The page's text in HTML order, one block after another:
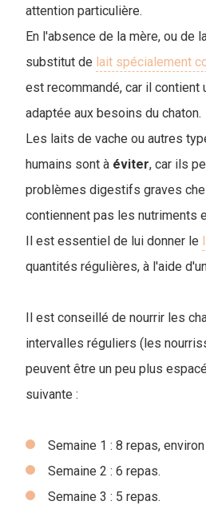
attention particulière.
En l'absence de la mère, ou de
substitut de lait spécialement
est recommandé, car il contient
adaptée aux besoins du chaton.
Les laits de vache ou autres
humains sont à éviter, car ils
problèmes digestifs graves
contiennent pas les nutriments
Il est essentiel de lui donner le
quantités régulières, à l'aide
Il est conseillé de nourrir les
intervalles réguliers (les
peuvent être un peu plus
suivante :
Semaine 1 : 8 repas,
Semaine 2 : 6 repas.
Semaine 3 : 5 repas.